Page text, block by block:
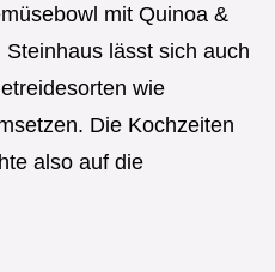
mit Quinoa &
lässt sich auch
wie
Die Kochzeiten
also auf die